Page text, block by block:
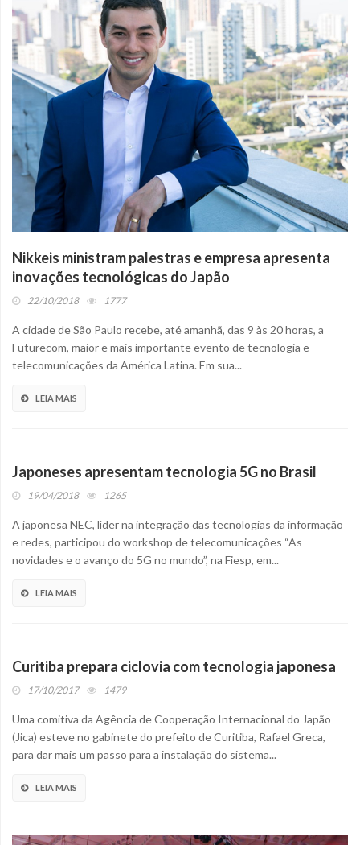
Nikkeis ministram palestras e empresa apresenta
inovações tecnológicas do Japão
22/10/2018 1777
A cidade de São Paulo recebe, até amanhã, das 9 às 20 horas, a
Futurecom, maior e mais importante evento de tecnologia e
telecomunicações da América Latina. Em sua...
LEIA MAIS
Japoneses apresentam tecnologia 5G no Brasil
19/04/2018 1265
A japonesa NEC, líder na integração das tecnologias da informação
e redes, participou do workshop de telecomunicações “As
novidades e o avanço do 5G no mundo”, na Fiesp, em...
LEIA MAIS
Curitiba prepara ciclovia com tecnologia japonesa
17/10/2017 1479
Uma comitiva da Agência de Cooperação Internacional do Japão
(Jica) esteve no gabinete do prefeito de Curitiba, Rafael Greca,
para dar mais um passo para a instalação do sistema...
LEIA MAIS